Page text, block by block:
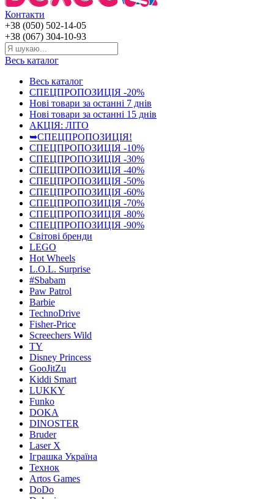
Контакти
+38 (050) 502-14-05
+38 (067) 304-10-93
Весь каталог
Весь каталог
СПЕЦПРОПОЗИЦІЯ -20%
Нові товари за останнi 7 днiв
Нові товари за останнi 15 днiв
АКЦІЯ: ЛІТО
➥СПЕЦПРОПОЗИЦІЯ!
СПЕЦПРОПОЗИЦІЯ -10%
СПЕЦПРОПОЗИЦІЯ -30%
СПЕЦПРОПОЗИЦІЯ -40%
СПЕЦПРОПОЗИЦІЯ -50%
СПЕЦПРОПОЗИЦІЯ -60%
СПЕЦПРОПОЗИЦІЯ -70%
СПЕЦПРОПОЗИЦІЯ -80%
СПЕЦПРОПОЗИЦІЯ -90%
Світові бренди
LEGO
Hot Wheels
L.O.L. Surprise
#Sbabam
Paw Patrol
Barbie
TechnoDrive
Fisher-Price
Screechers Wild
TY
Disney Princess
GooJitZu
Kiddi Smart
LUKKY
Funko
DOKA
DINOSTER
Bruder
Laser X
Іграшка Україна
Технок
Artos Games
DoDo